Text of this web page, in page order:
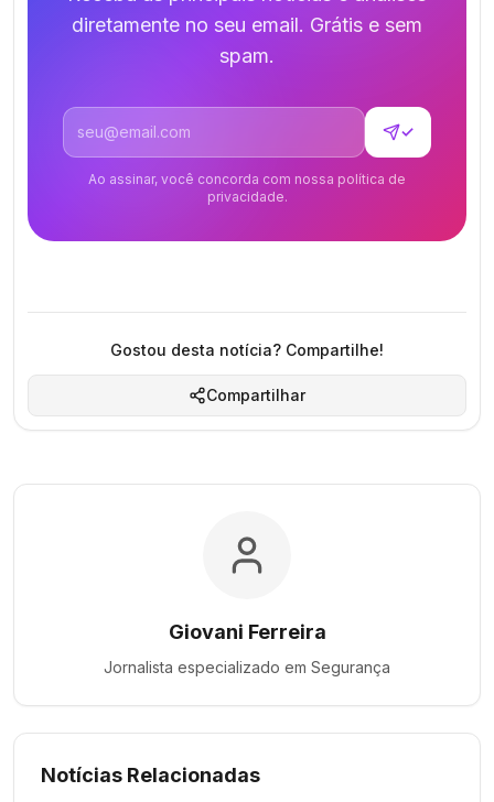
diretamente no seu email. Grátis e sem
spam.
Endereço de email
✓
Ao assinar, você concorda com nossa política de
privacidade.
Gostou desta notícia? Compartilhe!
Compartilhar
Giovani Ferreira
Jornalista especializado em Segurança
Notícias Relacionadas